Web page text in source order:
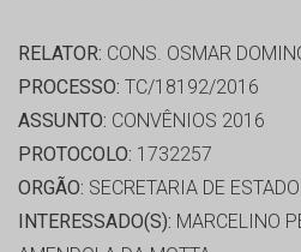
RELATOR: CONS. OSMAR
PROCESSO: TC/18192/2016
ASSUNTO: CONVÊNIOS 2016
PROTOCOLO: 1732257
ORGÃO: SECRETARIA DE
INTERESSADO(S): MARCELINO